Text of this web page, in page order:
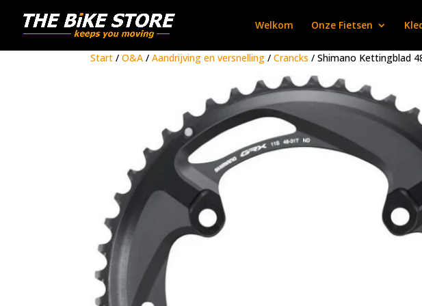
Welkom Onze Fietsen
Start/ O&A/ Aandrijving en versnelling/ Crancks / Shimano Kettingblad